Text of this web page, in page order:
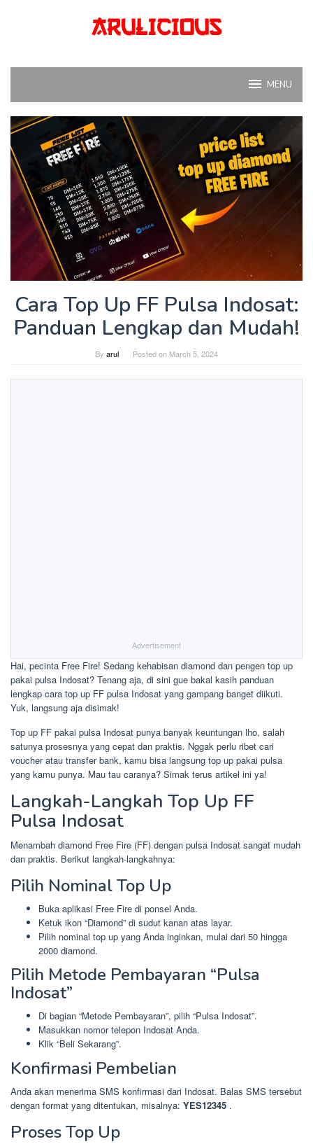
MENU
Cara Top Up FF Pulsa Indosat:
Panduan Lengkap dan Mudah!
By arul Posted on March 5, 2024
Advertisement
Hai, pecinta Free Fire! Sedang kehabisan diamond dan pengen top up
pakai pulsa Indosat? Tenang aja, di sini gue bakal kasih panduan
lengkap cara top up FF pulsa Indosat yang gampang banget diikuti.
Yuk, langsung aja disimak!
Top up FF pakai pulsa Indosat punya banyak keuntungan lho, salah
satunya prosesnya yang cepat dan praktis. Nggak perlu ribet cari
voucher atau transfer bank, kamu bisa langsung top up pakai pulsa
yang kamu punya. Mau tau caranya? Simak terus artikel ini ya!
Langkah-Langkah Top Up FF
Pulsa Indosat
Menambah diamond Free Fire (FF) dengan pulsa Indosat sangat mudah
dan praktis. Berikut langkah-langkahnya:
Pilih Nominal Top Up
Buka aplikasi Free Fire di ponsel Anda.
Ketuk ikon “Diamond” di sudut kanan atas layar.
Pilih nominal top up yang Anda inginkan, mulai dari 50 hingga
2000 diamond.
Pilih Metode Pembayaran “Pulsa
Indosat”
Di bagian “Metode Pembayaran”, pilih “Pulsa Indosat”.
Masukkan nomor telepon Indosat Anda.
Klik “Beli Sekarang”.
Konfirmasi Pembelian
Anda akan menerima SMS konfirmasi dari Indosat. Balas SMS tersebut
dengan format yang ditentukan, misalnya: YES12345 .
Proses Top Up